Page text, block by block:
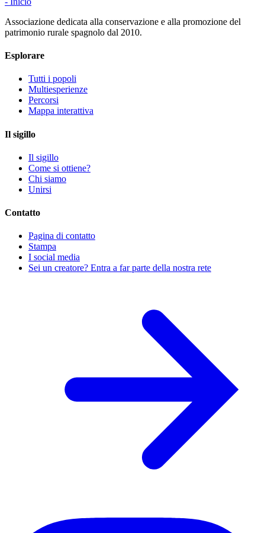
Associazione dedicata alla conservazione e alla promozione del
patrimonio rurale spagnolo dal 2010.
Esplorare
Tutti i popoli
Multiesperienze
Percorsi
Mappa interattiva
Il sigillo
Il sigillo
Come si ottiene?
Chi siamo
Unirsi
Contatto
Pagina di contatto
Stampa
I social media
Sei un creatore? Entra a far parte della nostra rete